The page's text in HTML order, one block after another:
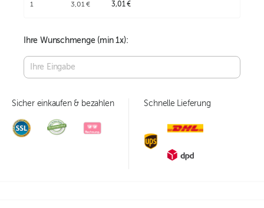
1 3,01 € 3,01 €
Ihre Wunschmenge (min1x):
Sicher einkaufen & bezahlen Schnelle Lieferung